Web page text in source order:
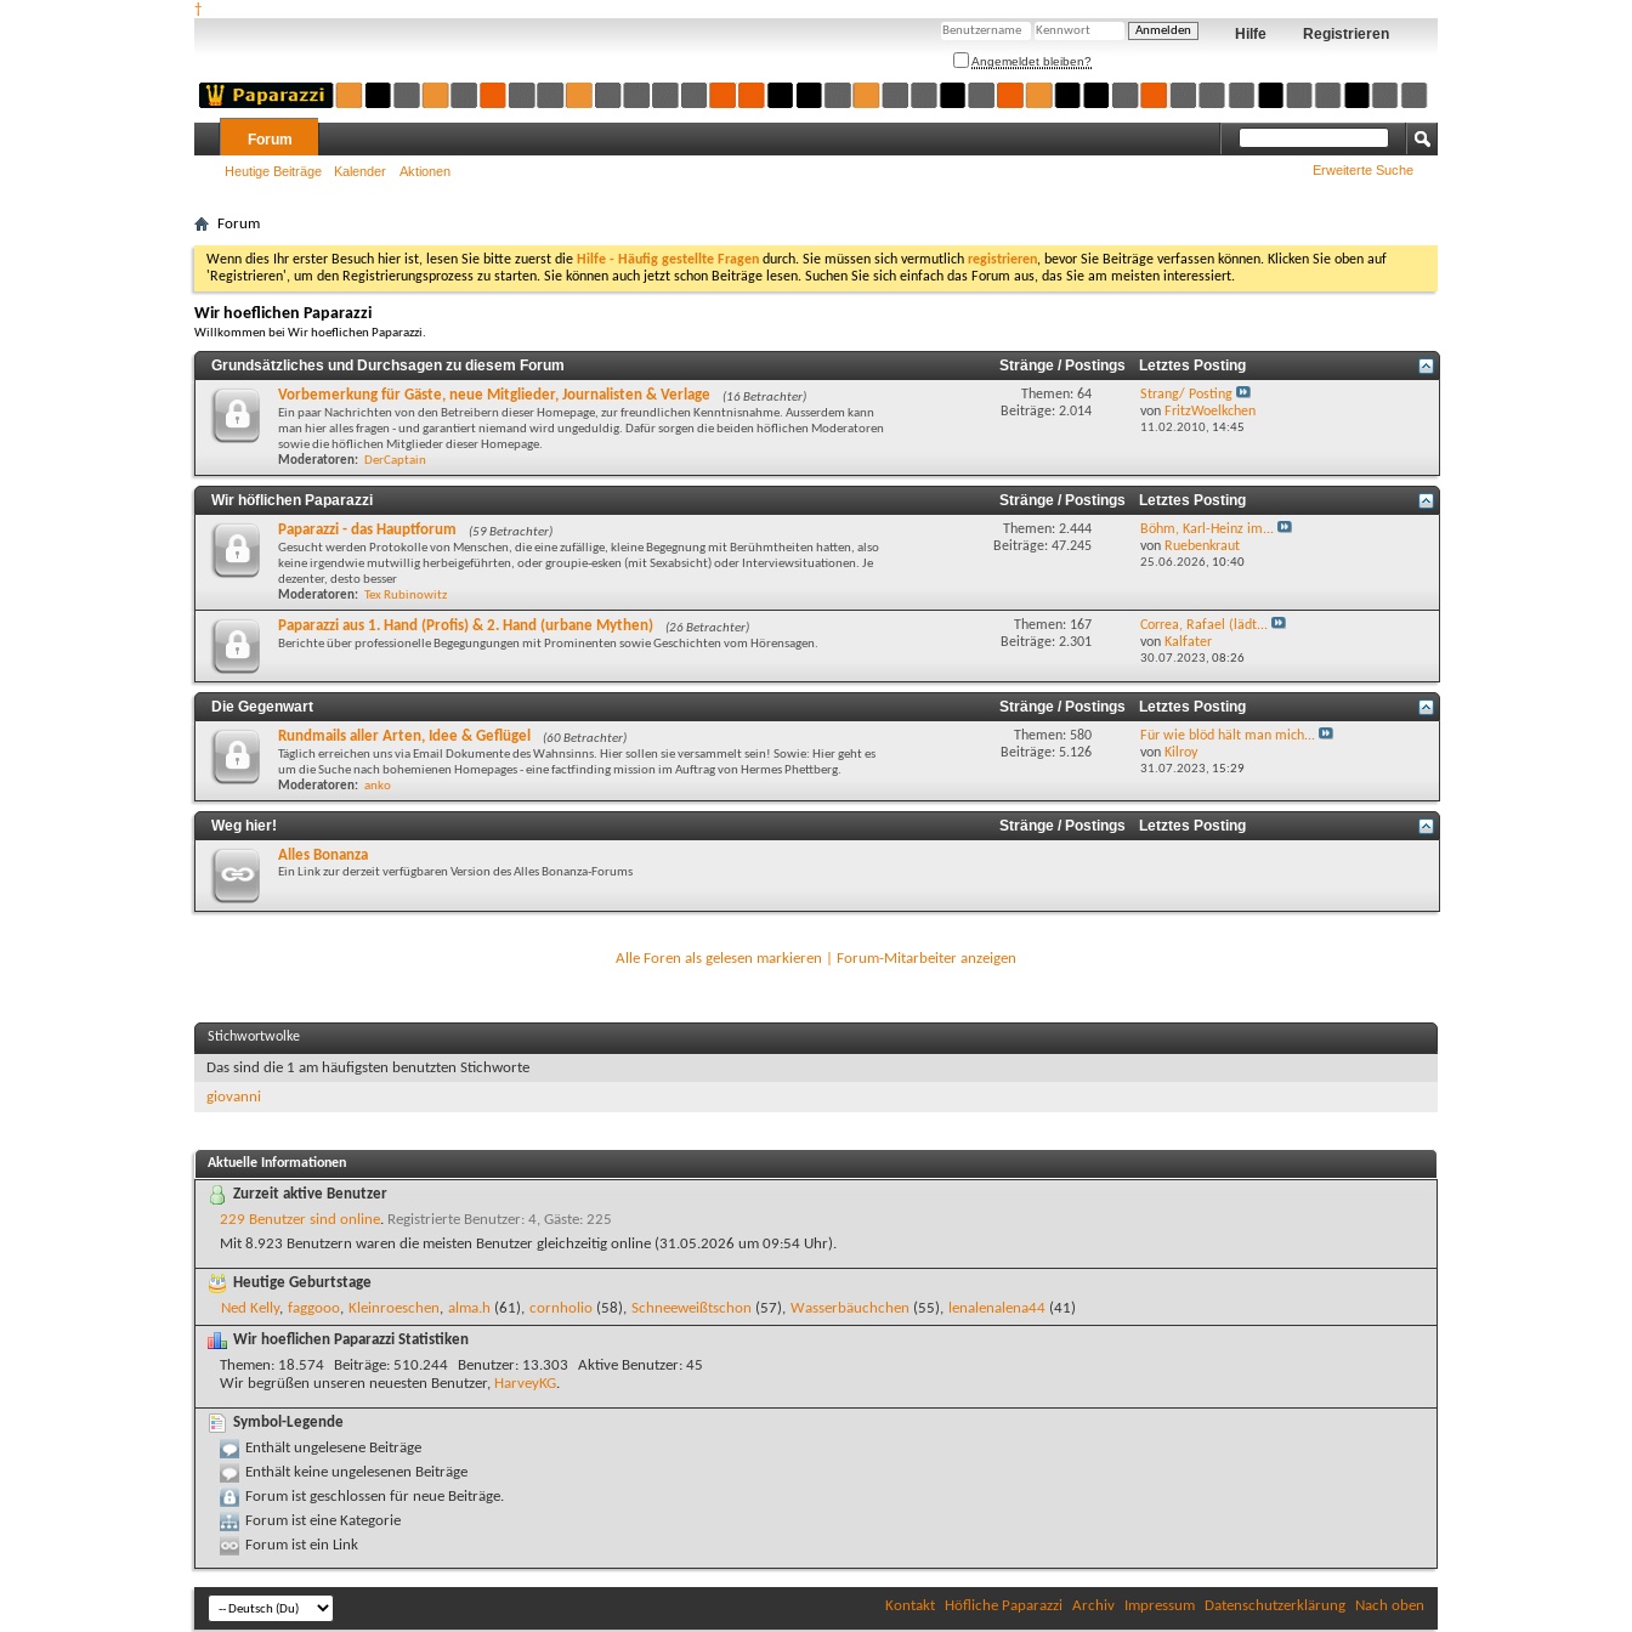
†
Registrieren
Hilfe
Angemeldet bleiben?
Forum
Heutige Beiträge Kalender Aktionen Erweiterte Suche
Forum
Wenn dies Ihr erster Besuch hier ist, lesen Sie bitte zuerst die Hilfe - Häufig gestellte Fragen durch. Sie müssen sich vermutlich registrieren, bevor Sie Beiträge verfassen können. Klicken Sie oben auf
'Registrieren', um den Registrierungsprozess zu starten. Sie können auch jetzt schon Beiträge lesen. Suchen Sie sich einfach das Forum aus, das Sie am meisten interessiert.
Wir hoeflichen Paparazzi
Willkommen bei Wir hoeflichen Paparazzi.
Grundsätzliches und Durchsagen zu diesem Forum Stränge / Postings Letztes Posting
Vorbemerkung für Gäste, neue Mitglieder, Journalisten & Verlage
(16 Betrachter)
Ein paar Nachrichten von den Betreibern dieser Homepage, zur freundlichen Kenntnisnahme. Ausserdem kann
man hier alles fragen - und garantiert niemand wird ungeduldig. Dafür sorgen die beiden höflichen Moderatoren
sowie die höflichen Mitglieder dieser Homepage.
Moderatoren: DerCaptain
Themen: 64
Beiträge: 2.014
Strang/ Posting
von FritzWoelkchen
11.02.2010, 14:45
Wir höflichen Paparazzi Stränge / Postings Letztes Posting
Paparazzi - das Hauptforum
(59 Betrachter)
Gesucht werden Protokolle von Menschen, die eine zufällige, kleine Begegnung mit Berühmtheiten hatten, also
keine irgendwie mutwillig herbeigeführten, oder groupie-esken (mit Sexabsicht) oder Interviewsituationen. Je
dezenter, desto besser
Moderatoren: Tex Rubinowitz
Themen: 2.444
Beiträge: 47.245
Böhm, Karl-Heinz im...
von Ruebenkraut
25.06.2026, 10:40
Paparazzi aus 1. Hand (Profis) & 2. Hand (urbane Mythen)
(26 Betrachter)
Berichte über professionelle Begegungungen mit Prominenten sowie Geschichten vom Hörensagen.
Themen: 167
Beiträge: 2.301
Correa, Rafael (lädt...
von Kalfater
30.07.2023,08:26
Die Gegenwart Stränge / Postings Letztes Posting
Rundmails aller Arten, Idee & Geflügel
(60 Betrachter)
Täglich erreichen uns via Email Dokumente des Wahnsinns. Hier sollen sie versammelt sein! Sowie: Hier geht es
um die Suche nach bohemienen Homepages - eine factfinding mission im Auftrag von Hermes Phettberg.
Moderatoren: anko
Themen: 580
Beiträge: 5.126
Für wie blöd hält man mich...
von Kilroy
31.07.2023, 15:29
Weg hier! Stränge / Postings Letztes Posting
Alles Bonanza
Ein Link zur derzeit verfügbaren Version des Alles Bonanza-Forums
Alle Foren als gelesen markieren Forum-Mitarbeiter anzeigen
Stichwortwolke
Das sind die 1 am häufigsten benutzten Stichworte
giovanni
Aktuelle Informationen
Zurzeit aktive Benutzer
229 Benutzer sind online. Registrierte Benutzer: 4, Gäste: 225
Mit 8.923 Benutzern waren die meisten Benutzer gleichzeitig online (31.05.2026 um 09:54 Uhr).
Heutige Geburtstage
Ned Kelly, faggooo Kleinroeschen alma.h (61), cornholio (58), Schneeweißtschon (57), Wasserbäuchchen (55), lenalenalena44 (41)
Wir hoeflichen Paparazzi Statistiken
Themen
18.574 Beiträge 510.244 Benutzer 13.303 Aktive Benutzer 45
Wir begrüßen unseren neuesten Benutzer, HarveyKG.
Symbol-Legende
Enthält ungelesene Beiträge
Enthält keine ungelesenen Beiträge
Forum ist geschlossen für neue Beiträge.
Forum ist eine Kategorie
Forum ist ein Link
Kontakt Höfliche Paparazzi Archiv Impressum Datenschutzerklärung Nach oben